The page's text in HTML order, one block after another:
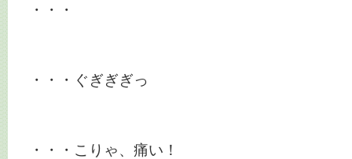
・・・
・・・ぐぎぎぎっ
・・・こりゃ、痛い！